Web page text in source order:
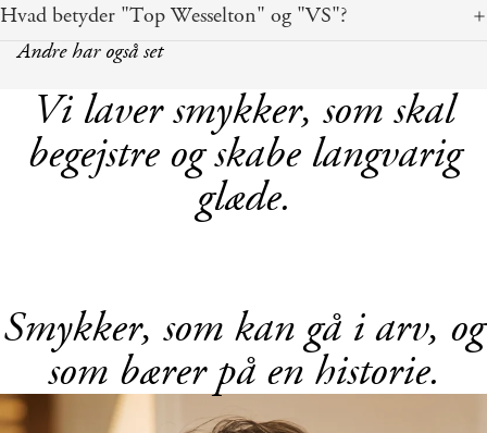
Hvad betyder "Top Wesselton" og "VS"?
Andre har også set
Vi laver smykker, som skal
begejstre og skabe langvarig
glæde.
Smykker, som kan gå i arv, og
som bærer på en historie.